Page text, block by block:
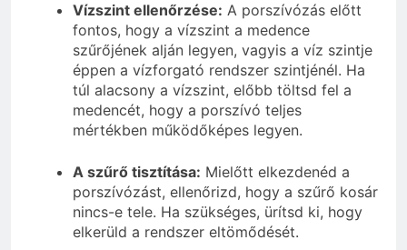
Vízszint ellenőrzése: A porszívózás előtt
fontos, hogy a vízszint a medence
szűrőjének alján legyen, vagyis a víz szintje
éppen a vízforgató rendszer szintjénél. Ha
túl alacsony a vízszint, előbb töltsd fel a
medencét, hogy a porszívó teljes
mértékben működőképes legyen.
A szűrő tisztítása: Mielőtt elkezdenéd a
porszívózást, ellenőrizd, hogy a szűrő kosár
nincs-e tele. Ha szükséges, ürítsd ki, hogy
elkerüld a rendszer eltömődését.